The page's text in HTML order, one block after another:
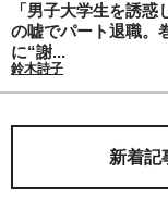
「男子大学生を誘惑
の嘘でパート退職。
に“謝...
鈴木詩子
新着記